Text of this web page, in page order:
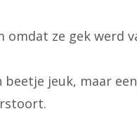
omdat ze gek werd
beetje jeuk, maar